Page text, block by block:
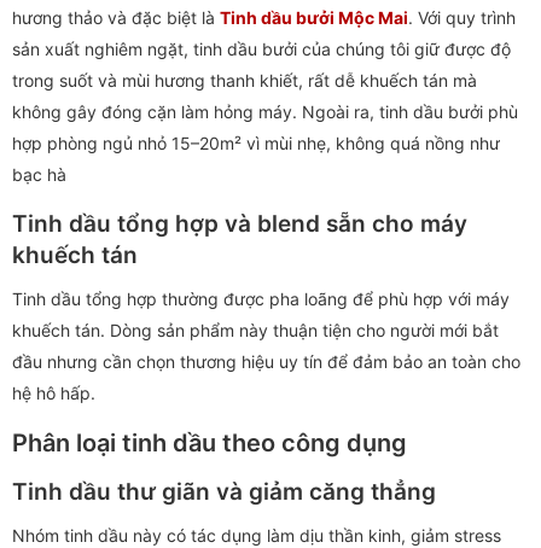
hương thảo và đặc biệt là Tinh dầu bưởi Mộc Mai. Với quy trình
sản xuất nghiêm ngặt, tinh dầu bưởi của chúng tôi giữ được độ
trong suốt và mùi hương thanh khiết, rất dễ khuếch tán mà
không gây đóng cặn làm hỏng máy. Ngoài ra, tinh dầu bưởi phù
hợp phòng ngủ nhỏ 15–20m² vì mùi nhẹ, không quá nồng như
bạc hà
Tinh dầu tổng hợp và blend sẵn cho máy
khuếch tán
Tinh dầu tổng hợp thường được pha loãng để phù hợp với máy
khuếch tán. Dòng sản phẩm này thuận tiện cho người mới bắt
đầu nhưng cần chọn thương hiệu uy tín để đảm bảo an toàn cho
hệ hô hấp.
Phân loại tinh dầu theo công dụng
Tinh dầu thư giãn và giảm căng thẳng
Nhóm tinh dầu này có tác dụng làm dịu thần kinh, giảm stress